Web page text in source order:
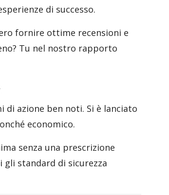
di successo.
fornire ottime recensioni e
Tu nel nostro rapporto
di azione ben noti. Si è lanciato
economico.
senza una prescrizione
standard di sicurezza